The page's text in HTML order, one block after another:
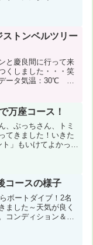
カ...
ストンベルツリー
と慶良間に行って来
くしました・・・笑
ータ気温：30℃ ス
ラダイス（渡嘉敷
ー（...
万座コース！
、ぶっちさん、トミ
てきました！いきた
」もいけてよかった
ースの様子
ボートダイブ！2名
ました～天気が良く
コンディション＆デ